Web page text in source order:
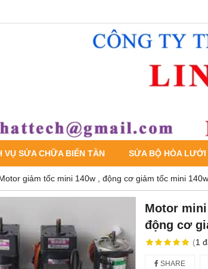
VỤ SỬA CHỮA BIẾN TẦN SỬA BỘ HÒA
giảm tốc mini 140w , động cơ giảm tốc mini 140w
Motor
động cơ
(1
SHARE